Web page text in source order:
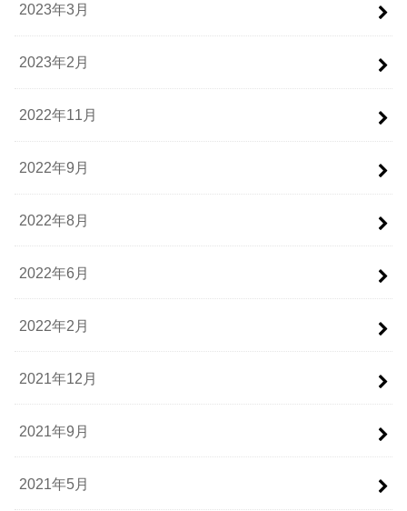
2023年3月
2023年2月
2022年11月
2022年9月
2022年8月
2022年6月
2022年2月
2021年12月
2021年9月
2021年5月